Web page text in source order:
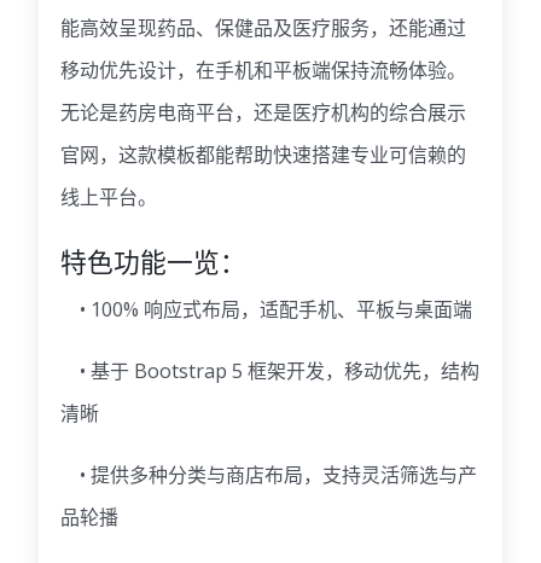
能高效呈现药品、保健品及医疗服务，还能通过
移动优先设计，在手机和平板端保持流畅体验。
无论是药房电商平台，还是医疗机构的综合展示
官网，这款模板都能帮助快速搭建专业可信赖的
线上平台。
特色功能一览：
• 100% 响应式布局，适配手机、平板与桌面端
• 基于 Bootstrap 5 框架开发，移动优先，结构
清晰
• 提供多种分类与商店布局，支持灵活筛选与产
品轮播